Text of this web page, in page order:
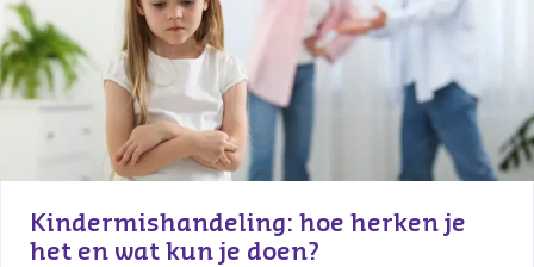
Kindermishandeling: hoe herken je
het en wat kun je doen?